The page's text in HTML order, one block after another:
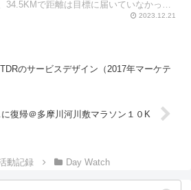
34.5KMで距離は目標に届いていなかっ
2023.12.21
のサービスデザイン（2017年マーケテ
復帰＠多摩川河川敷マラソン１０K
動記録 Day Watch